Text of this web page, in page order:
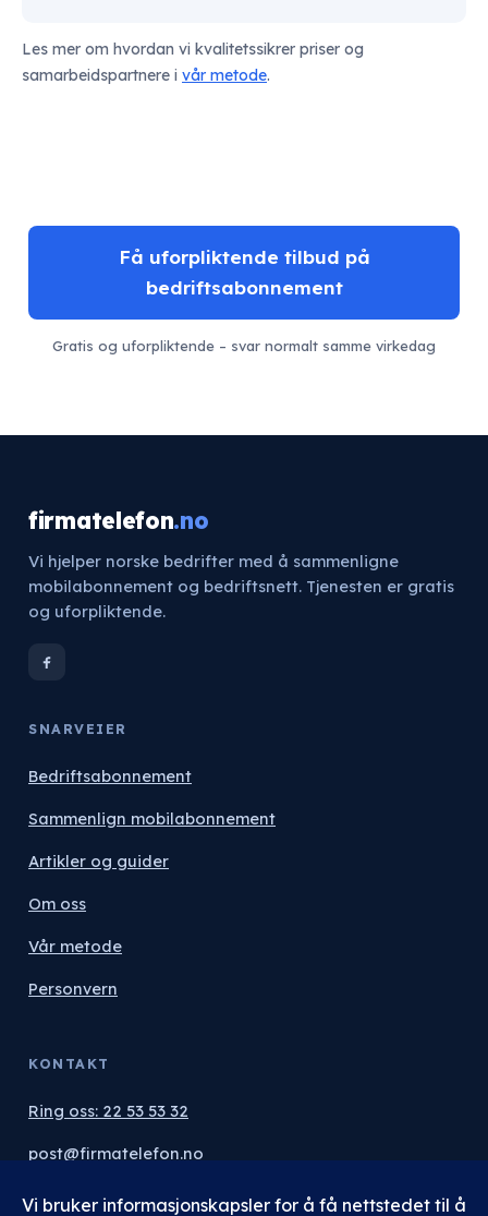
Les mer om hvordan vi kvalitetssikrer priser og
samarbeidspartnere i vår metode.
Få uforpliktende tilbud på
bedriftsabonnement
Gratis og uforpliktende – svar normalt samme virkedag
firmatelefon.no
Vi hjelper norske bedrifter med å sammenligne
mobilabonnement og bedriftsnett. Tjenesten er gratis
og uforpliktende.
SNARVEIER
Bedriftsabonnement
Sammenlign mobilabonnement
Artikler og guider
Om oss
Vår metode
Personvern
KONTAKT
Ring oss: 22 53 53 32
post@firmatelefon.no